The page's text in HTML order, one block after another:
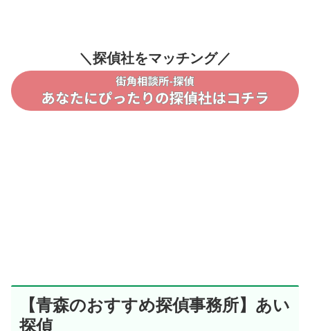
＼探偵社をマッチング／
【青森のおすすめ探偵事務所】あい
探偵